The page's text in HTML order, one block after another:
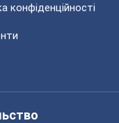
конфіденційності